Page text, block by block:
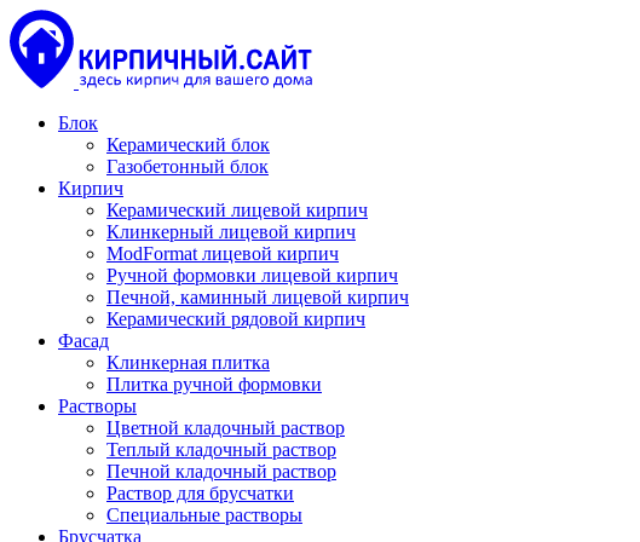
Блок
Керамический блок
Газобетонный блок
Кирпич
Керамический лицевой кирпич
Клинкерный лицевой кирпич
ModFormat лицевой кирпич
Ручной формовки лицевой кирпич
Печной, каминный лицевой кирпич
Керамический рядовой кирпич
Фасад
Клинкерная плитка
Плитка ручной формовки
Растворы
Цветной кладочный раствор
Теплый кладочный раствор
Печной кладочный раствор
Раствор для брусчатки
Специальные растворы
Брусчатка